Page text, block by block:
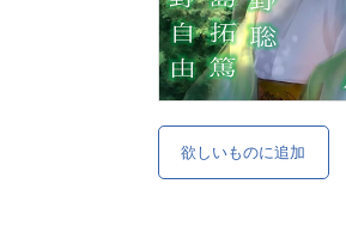
欲しいものに追加